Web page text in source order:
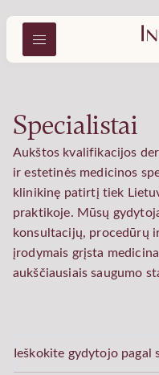
Specialistai
Aukštos kvalifikacijos
ir estetinės medicinos
klinikinę patirtį tiek
praktikoje. Mūsų
konsultacijų, procedūrų
įrodymais grįsta
aukščiausiais saugumo
Ieškokite gydytojo pagal